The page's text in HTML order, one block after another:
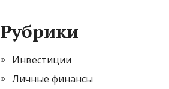
Рубрики
Инвестиции
Личные финансы